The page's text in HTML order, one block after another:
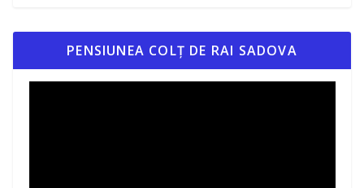
PENSIUNEA COLȚ DE RAI SADOVA